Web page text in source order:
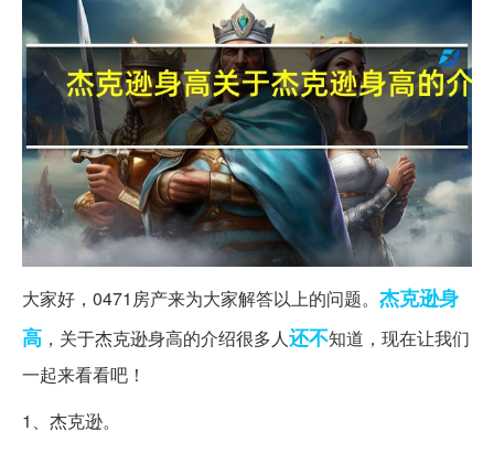
大家好，0471房产来为大家解答以上的问题。 杰克逊身
高 ，关于杰克逊身高的介绍很多人还不知道，现在让我们
一起来看看吧！
1、杰克逊。